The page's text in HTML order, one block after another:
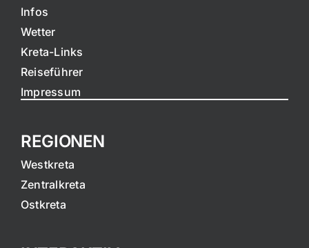
Infos
Wetter
Kreta-Links
Reiseführer
Impressum
REGIONEN
Westkreta
Zentralkreta
Ostkreta